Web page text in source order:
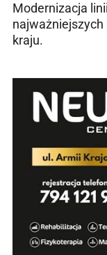
Modernizacja
najważniejszych
kraju.